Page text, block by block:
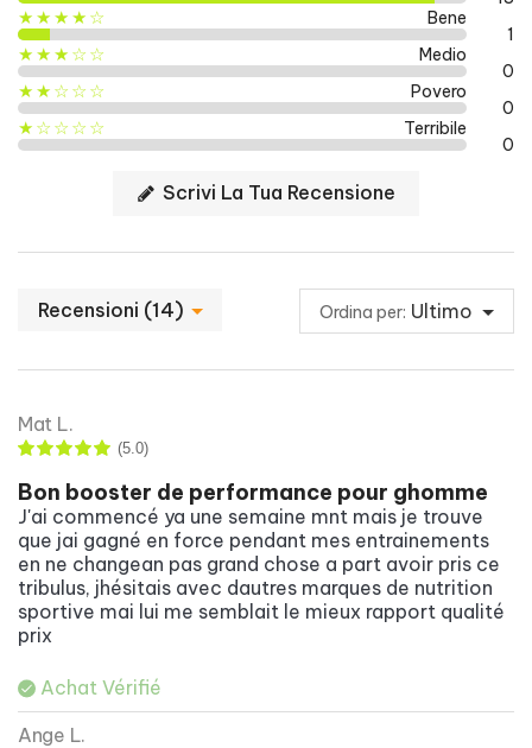
★★★★☆ Bene
1
★★★☆☆ Medio
0
★★☆☆☆ Povero
0
★☆☆☆☆ Terribile
0
Scrivi La Tua Recensione
Recensioni (14) Ordina per: Ultimo
Mat L.
(5.0)
Bon booster de performance pour ghomme
J'ai commencé ya une semaine mnt mais je trouve
que jai gagné en force pendant mes entrainements
en ne changean pas grand chose a part avoir pris ce
tribulus, jhésitais avec dautres marques de nutrition
sportive mai lui me semblait le mieux rapport qualité
prix
Achat Vérifié
Ange L.